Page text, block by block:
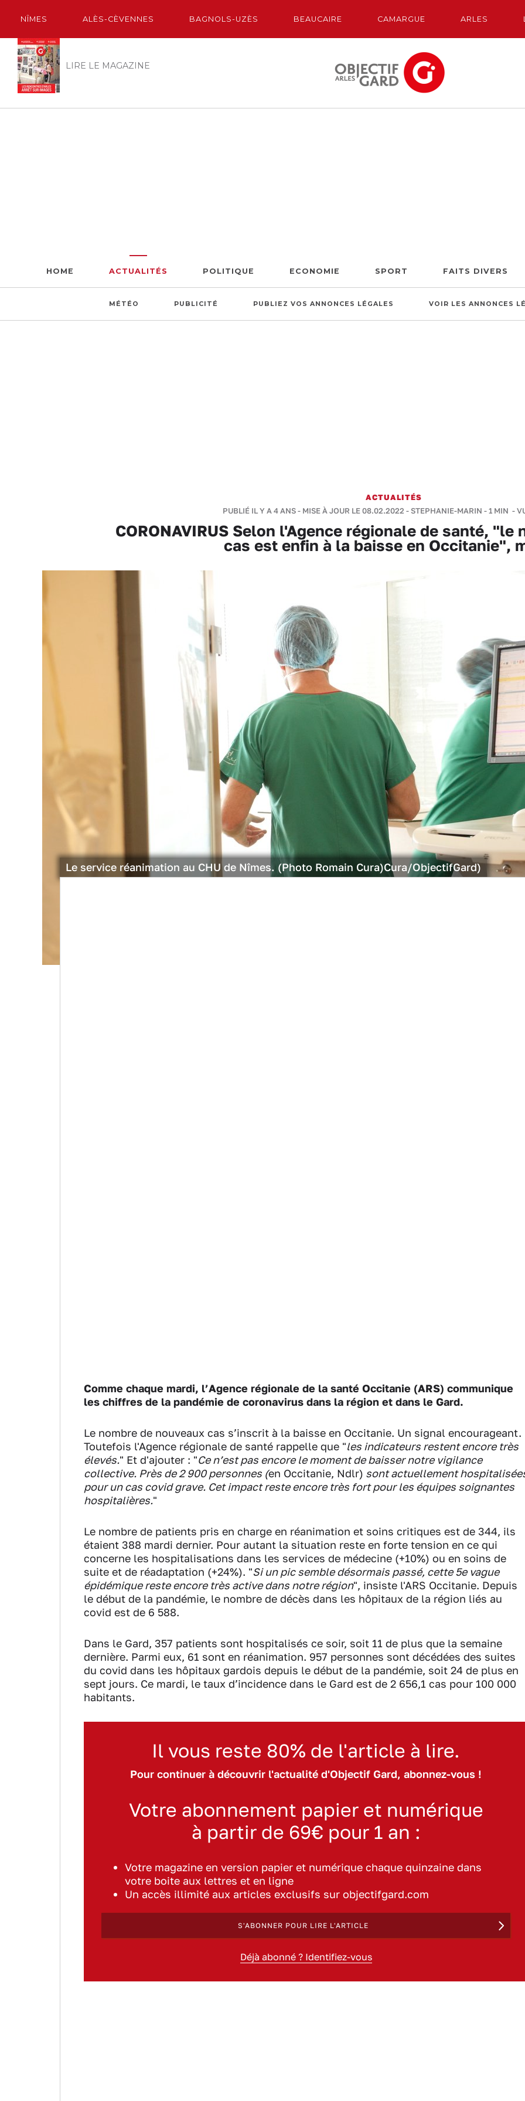
NÎMES ALÈS-CÈVENNES BAGNOLS-UZÈS BEAUCAIRE CAMARGUE ARLES
LIRE LE MAGAZINE
HOME ACTUALITÉS POLITIQUE ECONOMIE SPORT FAITS DIVERS
MÉTÉO PUBLICITÉ PUBLIEZ VOS ANNONCES LÉGALES VOIR LES ANNONCES
ACTUALITÉS
PUBLIÉ IL Y A 4 ANS - MISE À JOUR LE 08.02.2022 - STEPHANIE-MARIN -1 MIN -
CORONAVIRUS Selon l'Agence régionale de santé, "le
cas est enfin à la baisse en Occitanie",
Le service réanimation au CHU de Nîmes. (Photo Romain Cura)Cura/ObjectifGard)
Comme chaque mardi, l’Agence régionale de la santé Occitanie (ARS) communique
les chiffres de la pandémie de coronavirus dans la région et dans le Gard.
Le nombre de nouveaux cas s’inscrit à la baisse en Occitanie. Un signal encourageant.
Toutefois l'Agence régionale de santé rappelle que "les indicateurs restent encore très
élevés." Et d'ajouter : "Ce n’est pas encore le moment de baisser notre vigilance
collective. Près de 2 900 personnes (en Occitanie, Ndlr) sont actuellement
pour un cas covid grave. Cet impact reste encore très fort pour les équipes soignantes
hospitalières."
Le nombre de patients pris en charge en réanimation et soins critiques est de 344, ils
étaient 388 mardi dernier. Pour autant la situation reste en forte tension en ce qui
concerne les hospitalisations dans les services de médecine (+10%) ou en soins de
suite et de réadaptation (+24%). "Si un pic semble désormais passé, cette 5e vague
épidémique reste encore très active dans notre région", insiste l'ARS Occitanie. Depuis
le début de la pandémie, le nombre de décès dans les hôpitaux de la région liés au
covid est de 6 588.
Dans le Gard, 357 patients sont hospitalisés ce soir, soit 11 de plus que la semaine
dernière. Parmi eux, 61 sont en réanimation. 957 personnes sont décédées des suites
du covid dans les hôpitaux gardois depuis le début de la pandémie, soit 24 de plus en
sept jours. Ce mardi, le taux d’incidence dans le Gard est de 2 656,1 cas pour 100 000
habitants.
Il vous reste 80% de l'article à lire.
Pour continuer à découvrir l'actualité d'Objectif Gard, abonnez-vous !
Votre abonnement papier et numérique
à partir de 69€ pour 1 an :
Votre magazine en version papier et numérique chaque quinzaine dans
votre boite aux lettres et en ligne
Un accès illimité aux articles exclusifs sur objectifgard.com
S'ABONNER POUR LIRE L'ARTICLE
Déjà abonné ? Identifiez-vous